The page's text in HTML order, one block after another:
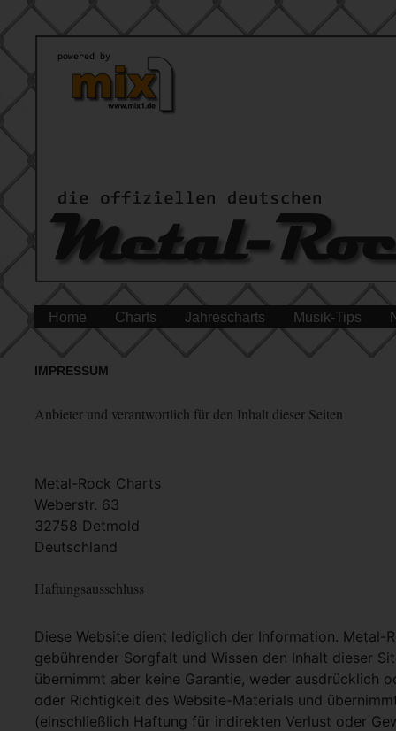
Home Charts Jahrescharts Musik-Tips
IMPRESSUM
Anbieter und verantwortlich für den Inhalt dieser Seiten
Metal-Rock Charts
Weberstr. 63
32758 Detmold
Deutschland
Haftungsausschluss
Diese Website dient lediglich der Information. Metal-
gebührender Sorgfalt und Wissen den Inhalt dieser
übernimmt aber keine Garantie, weder ausdrücklich
oder Richtigkeit des Website-Materials und
(einschließlich Haftung für indirekten Verlust oder